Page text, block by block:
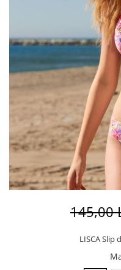
145,00
LISCA Slip